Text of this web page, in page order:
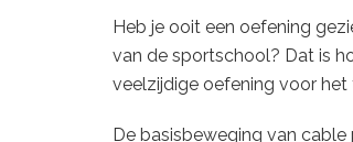
Heb je ooit een oefening
van de sportschool? Dat is
veelzijdige oefening voor het
De basisbeweging van